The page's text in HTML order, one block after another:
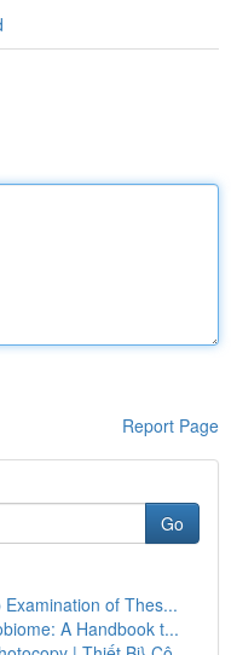
Report Page
Go
of Thes...
A Handbook t...